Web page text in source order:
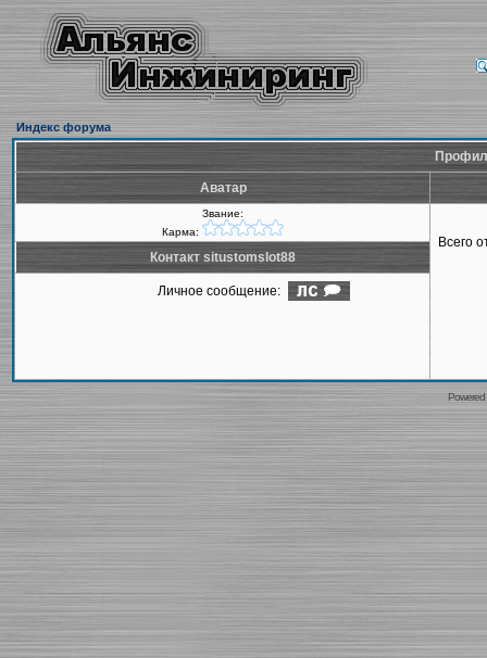
Индекс форума
Аватар
Звание:
Карма:
Всего
Контакт situstomslot88
Личное сообщение: